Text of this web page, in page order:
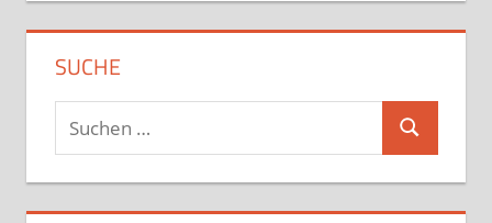
SUCHE
Suchen
nach:
Suchen